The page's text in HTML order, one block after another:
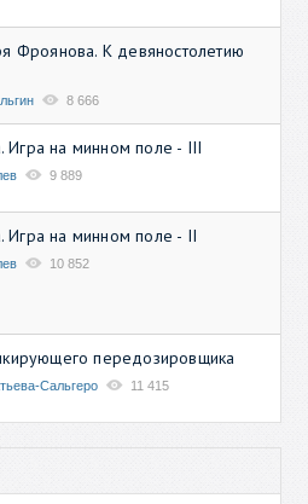
Фроянова. К девяностолетию
8 666
Игра на минном поле - III
9 889
Игра на минном поле - II
10 852
передозировщика
Сальгеро 11 415